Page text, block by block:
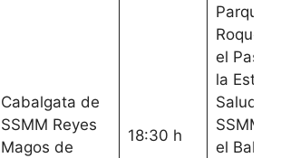
Cabalgata de
SSMM Reyes
Magos de
18:30 h
Parque
Roque
el
la
Saluda
SSMM
el